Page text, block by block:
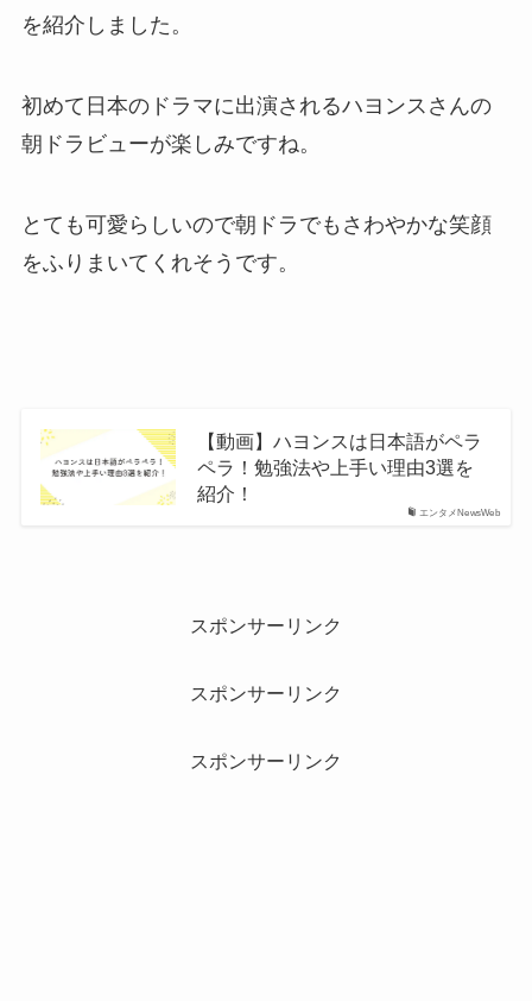
を紹介しました。
初めて日本のドラマに出演されるハヨンスさんの
朝ドラビューが楽しみですね。
とても可愛らしいので朝ドラでもさわやかな笑顔
をふりまいてくれそうです。
エンタメNewsWeb
【動画】ハヨンスは日本語がペラ
ペラ！勉強法や上手い理由3選を
紹介！
スポンサーリンク
スポンサーリンク
スポンサーリンク